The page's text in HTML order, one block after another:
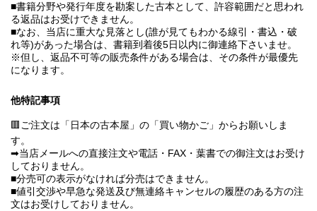
■書籍分野や発行年度を勘案した古本として、許容範囲だと思われ
る返品はお受けできません。
■なお、当店に重大な見落とし(誰が見てもわかる線引・書込・破
れ等)があった場合は、書籍到着後5日以内に御連絡下さいませ。
※但し、返品不可等の販売条件がある場合は、その条件が最優先
になります。
他特記事項
🟥ご注文は「日本の古本屋」の「買い物かご」からお願いしま
す。
➡当店メールへの直接注文や電話・FAX・葉書での御注文はお受け
しておりません。
■分売可の表示がなければ分売はできません。
■値引交渉や早急な発送及び無連絡キャンセルの履歴のある方の注
文はお受けしておりません。